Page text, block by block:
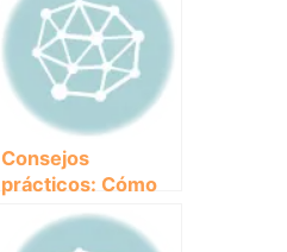
Consejos
prácticos: Cómo
tranquilizar a un
cachorro en casa